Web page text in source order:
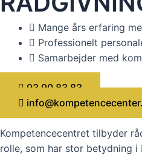
Mange års erfaring
Professionelt
Samarbejder med
93 90 83 83
Kompetencecentret tilbyder
rolle, som har stor betydning